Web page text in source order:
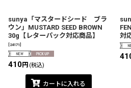
sunya「マスタードシード ブラ
ウン」MUSTARD SEED BROWN
30g【レターパック対応商品】
[24171]
410円 (税込)
カートに入れる
対